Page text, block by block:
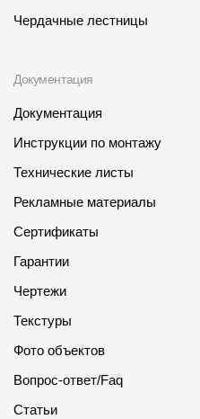
Режим работы
Сб-Вс - выходной
Чердачные лестницы
Документация
Документация
Инструкции по монтажу
Технические листы
Рекламные материалы
Сертификаты
Гарантии
Чертежи
Текстуры
Фото объектов
Вопрос-ответ/Faq
Статьи